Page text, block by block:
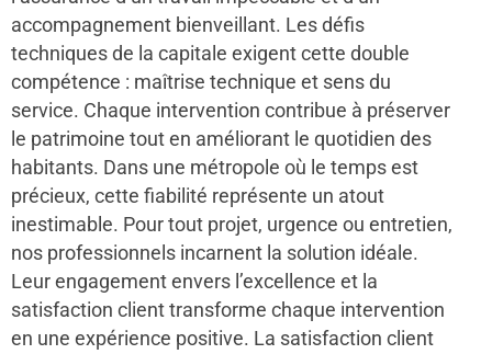
accompagnement bienveillant. Les défis
techniques de la capitale exigent cette double
compétence : maîtrise technique et sens du
service. Chaque intervention contribue à préserver
le patrimoine tout en améliorant le quotidien des
habitants. Dans une métropole où le temps est
précieux, cette fiabilité représente un atout
inestimable. Pour tout projet, urgence ou entretien,
nos professionnels incarnent la solution idéale.
Leur engagement envers l’excellence et la
satisfaction client transforme chaque intervention
en une expérience positive. La satisfaction client